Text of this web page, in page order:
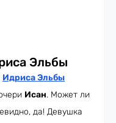
Эльбы
Идриса Эльбы
Исан. Может ли
да! Девушка